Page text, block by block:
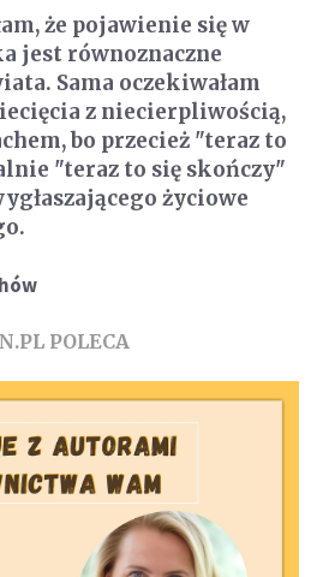
że pojawienie się w
jest równoznaczne
Sama oczekiwałam
z niecierpliwością,
bo przecież "teraz to
"teraz to się skończy"
życiowe
POLECA